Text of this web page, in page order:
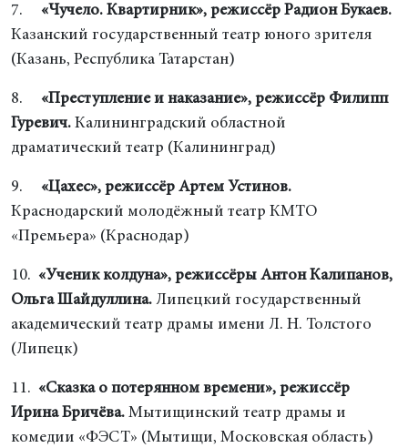
7. «Чучело. Квартирник», режиссёр Радион Букаев.
Казанский государственный театр юного зрителя
(Казань, Республика Татарстан)
8. «Преступление и наказание», режиссёр Филипп
Гуревич. Калининградский областной
драматический театр (Калининград)
9. «Цахес», режиссёр Артем Устинов.
Краснодарский молодёжный театр КМТО
«Премьера» (Краснодар)
10. «Ученик колдуна», режиссёры Антон Калипанов,
Ольга Шайдуллина. Липецкий государственный
академический театр драмы имени Л. Н. Толстого
(Липецк)
11. «Сказка о потерянном времени», режиссёр
Ирина Бричёва. Мытищинский театр драмы и
комедии «ФЭСТ» (Мытищи, Московская область)